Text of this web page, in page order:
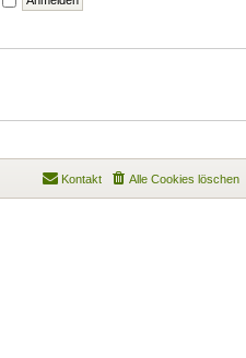
Alle Cookies löschen
Kontakt